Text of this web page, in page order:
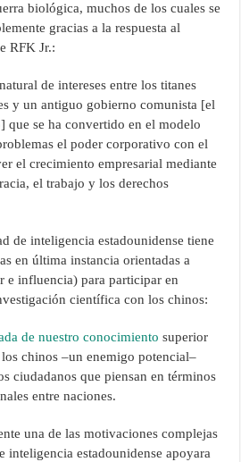
biológica, muchos de los cuales se
gracias a la respuesta al
RFK Jr.:
de intereses entre los titanes
y un antiguo gobierno comunista [el
que se ha convertido en el modelo
el poder corporativo con el
el crecimiento empresarial mediante
el trabajo y los derechos
de inteligencia estadounidense tiene
en última instancia orientadas a
e influencia) para participar en
científica con los chinos:
de nuestro conocimiento superior
chinos –un enemigo potencial–
ciudadanos que piensan en términos
entre naciones.
una de las motivaciones complejas
inteligencia estadounidense apoyara